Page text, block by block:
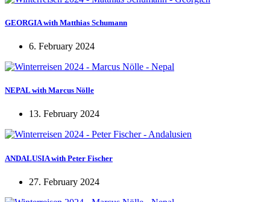
GEORGIA with Matthias Schumann
6. February 2024
NEPAL with Marcus Nölle
13. February 2024
ANDALUSIA with Peter Fischer
27. February 2024